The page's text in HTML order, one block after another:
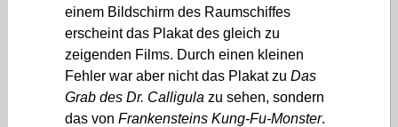
einem Bildschirm des Raumschiffes
erscheint das Plakat des gleich zu
zeigenden Films. Durch einen kleinen
Fehler war aber nicht das Plakat zu Das
Grab des Dr. Calligula zu sehen, sondern
das von Frankensteins Kung-Fu-Monster.